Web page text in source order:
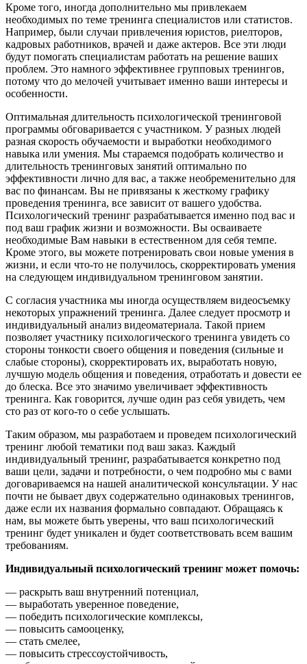
Кроме того, иногда дополнительно мы привлекаем
необходимых по теме тренинга специалистов или статистов.
Например, были случаи привлечения юристов, риелторов,
кадровых работников, врачей и даже актеров. Все эти люди
будут помогать специалистам работать на решение ваших
проблем. Это намного эффективнее групповых тренингов,
потому что до мелочей учитывает именно ваши интересы и
особенности.
Оптимальная длительность психологической тренинговой
программы обговаривается с участником. У разных людей
разная скорость обучаемости и выработки необходимого
навыка или умения. Мы стараемся подобрать количество и
длительность тренинговых занятий оптимально по
эффективности лично для вас, а также необременительно для
вас по финансам. Вы не привязаны к жесткому графику
проведения тренинга, все зависит от вашего удобства.
Психологический тренинг разрабатывается именно под вас и
под ваш график жизни и возможности. Вы осваиваете
необходимые Вам навыки в естественном для себя темпе.
Кроме этого, вы можете потренировать свои новые умения в
жизни, и если что-то не получилось, скорректировать умения
на следующем индивидуальном тренинговом занятии.
С согласия участника мы иногда осуществляем видеосъемку
некоторых упражнений тренинга. Далее следует просмотр и
индивидуальный анализ видеоматериала. Такой прием
позволяет участнику психологического тренинга увидеть со
стороны тонкости своего общения и поведения (сильные и
слабые стороны), скорректировать их, выработать новую,
лучшую модель общения и поведения, отработать и довести ее
до блеска. Все это значимо увеличивает эффективность
тренинга. Как говорится, лучше один раз себя увидеть, чем
сто раз от кого-то о себе услышать.
Таким образом, мы разработаем и проведем психологический
тренинг любой тематики под ваш заказ. Каждый
индивидуальный тренинг, разрабатывается конкретно под
ваши цели, задачи и потребности, о чем подробно мы с вами
договариваемся на нашей аналитической консультации. У нас
почти не бывает двух содержательно одинаковых тренингов,
даже если их названия формально совпадают. Обращаясь к
нам, вы можете быть уверены, что ваш психологический
тренинг будет уникален и будет соответствовать всем вашим
требованиям.
Индивидуальный психологический тренинг может помочь:
— раскрыть ваш внутренний потенциал,
— выработать уверенное поведение,
— победить психологические комплексы,
— повысить самооценку,
— стать смелее,
— повысить стрессоустойчивость,